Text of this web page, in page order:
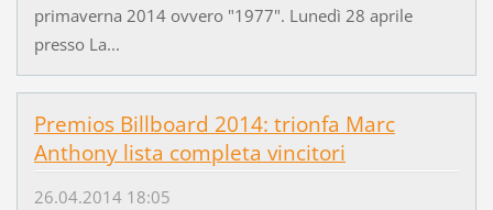
primaverna 2014 ovvero "1977". Lunedì 28 aprile
presso La...
Premios Billboard 2014: trionfa Marc
Anthony lista completa vincitori
26.04.2014 18:05